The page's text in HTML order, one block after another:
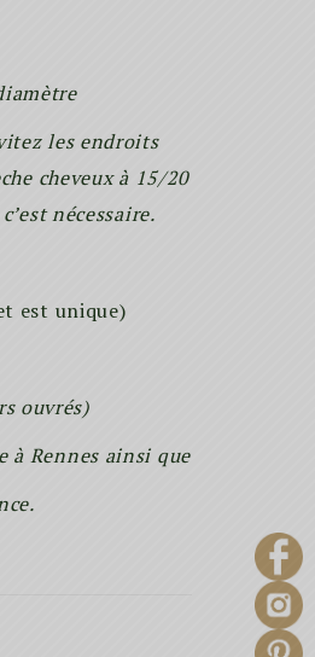
les endroits
cheveux à 15/20
nécessaire.
est unique)
ouvrés)
à Rennes ainsi que